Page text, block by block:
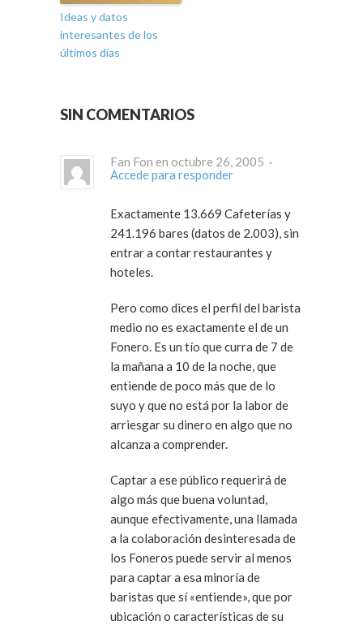
Ideas y datos
interesantes de los
últimos días
SIN COMENTARIOS
Fan Fon en octubre 26, 2005 ·
Accede para responder
Exactamente 13.669 Cafeterías y
241.196 bares (datos de 2.003), sin
entrar a contar restaurantes y
hoteles.
Pero como dices el perfil del barista
medio no es exactamente el de un
Fonero. Es un tío que curra de 7 de
la mañana a 10 de la noche, que
entiende de poco más que de lo
suyo y que no está por la labor de
arriesgar su dinero en algo que no
alcanza a comprender.
Captar a ese público requerirá de
algo más que buena voluntad,
aunque efectivamente, una llamada
a la colaboración desinteresada de
los Foneros puede servir al menos
para captar a esa minoría de
baristas que sí «entiende», que por
ubicación o características de su